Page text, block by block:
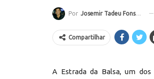
Por Josemir Tadeu Fonseca
Compartilhar
A Estrada da Balsa, um